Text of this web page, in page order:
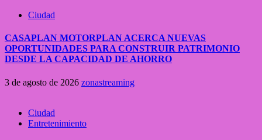
Ciudad
CASAPLAN MOTORPLAN ACERCA NUEVAS
OPORTUNIDADES PARA CONSTRUIR PATRIMONIO
DESDE LA CAPACIDAD DE AHORRO
3 de agosto de 2026 zonastreaming
Ciudad
Entretenimiento